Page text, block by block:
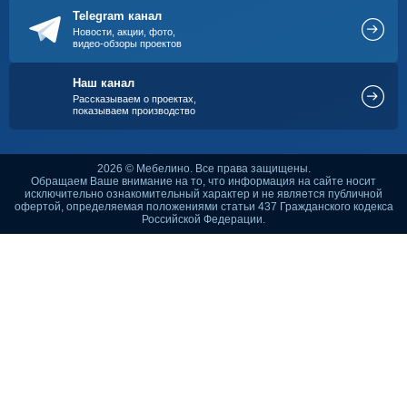
Telegram канал
Новости, акции, фото,
видео-обзоры проектов
Наш канал
Рассказываем о проектах,
показываем производство
2026 © Мебелино. Все права защищены.
Обращаем Ваше внимание на то, что информация на сайте носит
исключительно ознакомительный характер и не является публичной
офертой, определяемая положениями статьи 437 Гражданского кодекса
Российской Федерации.